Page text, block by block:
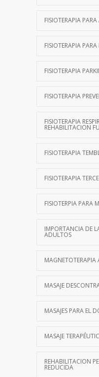
FISIOTERAPIA PARA
FISIOTERAPIA
FISIOTERAPIA
FISIOTERAPIA
FISIOTERAPIA
REHABILITACION
FISIOTERAPIA
FISIOTERAPIA
FISIOTERPIA PARA
IMPORTANCIA DE
ADULTOS
MAGNETOTERAPIA
MASAJE
MASAJES PARA EL
MASAJE
REHABILITACION
REDUCIDA